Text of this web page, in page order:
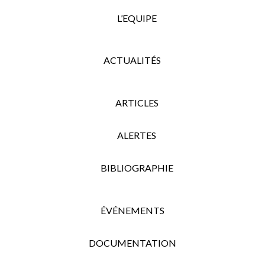
L’EQUIPE
ACTUALITÉS
ARTICLES
ALERTES
BIBLIOGRAPHIE
ÉVÉNEMENTS
DOCUMENTATION